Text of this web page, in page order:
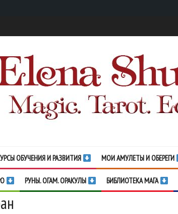
ОБУЧЕНИЯ И РАЗВИТИЯ МОИ АМУЛЕТЫ И ОБЕРЕГИ
РУНЫ. ОГАМ. ОРАКУЛЫ БИБЛИОТЕКА МАГА